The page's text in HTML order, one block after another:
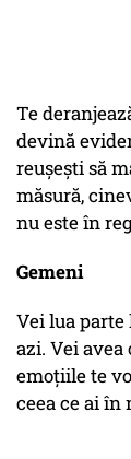
Te
devină
reușești să
măsură,
nu este în
Gemeni
Vei lua
azi. Vei
emoțiile te
ceea ce ai în